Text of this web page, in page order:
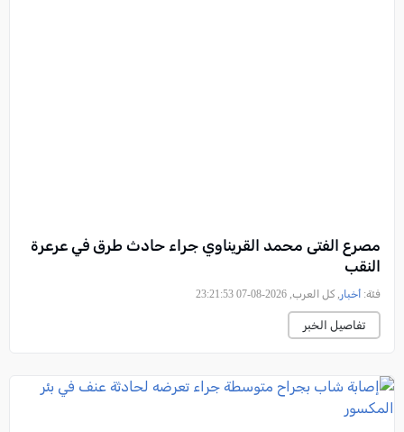
مصرع الفتى محمد القريناوي جراء حادث طرق في عرعرة
النقب
فئة: أخبار , كل العرب, 2026-08-07 23:21:53
تفاصيل الخبر